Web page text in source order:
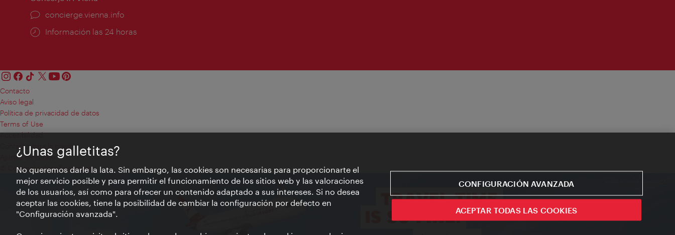
concierge.vienna.info
Información las 24 horas
Contacto
Aviso legal
Política de privacidad de datos
Terms of Use
Accesibilidad
Contacto para la prensa
Ajustes de cookie
© Copyright WienTourismus
¿Unas galletitas?
No queremos darle la lata. Sin embargo, las cookies son necesarias para proporcionarte el
mejor servicio posible y para permitir el funcionamiento de los sitios web y las valoraciones
de los usuarios, así como para ofrecer un contenido adaptado a sus intereses. Si no desea
aceptar las cookies, tiene la posibilidad de cambiar la configuración por defecto en
"Configuración avanzada".
CONFIGURACIÓN AVANZADA
ACEPTAR TODAS LAS COOKIES